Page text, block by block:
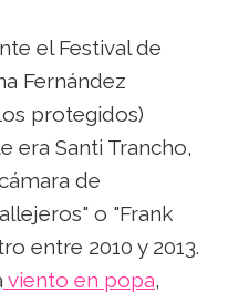
el Festival de
Fernández
protegidos)
era Santi Trancho,
de
o "Frank
entre 2010 y 2013.
viento en popa,